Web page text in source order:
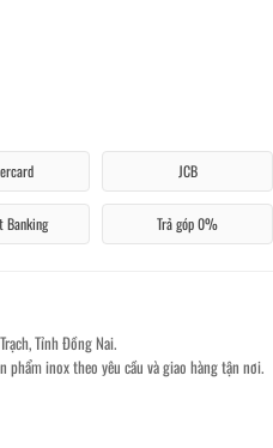
JCB
Banking Trả góp 0%
Tỉnh Đồng Nai.
inox theo yêu cầu và giao hàng tận nơi.